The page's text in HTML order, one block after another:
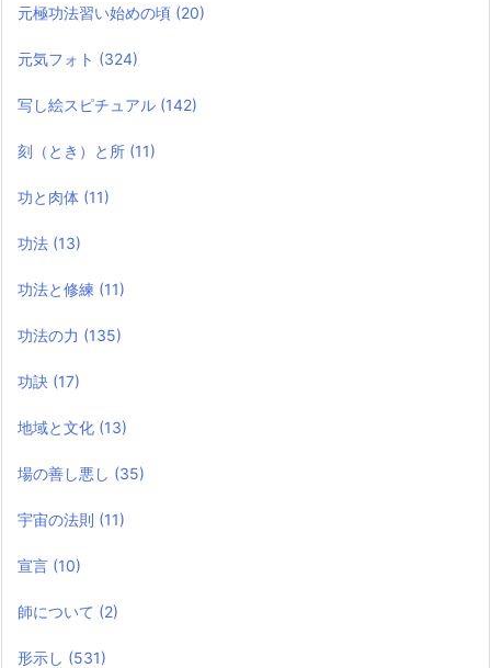
元極功法習い始めの頃 (20)
元気フォト (324)
写し絵スピチュアル (142)
刻（とき）と所 (11)
功と肉体 (11)
功法 (13)
功法と修練 (11)
功法の力 (135)
功訣 (17)
地域と文化 (13)
場の善し悪し (35)
宇宙の法則 (11)
宣言 (10)
師について (2)
形示し (531)